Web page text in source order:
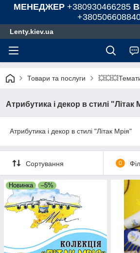
МЕНЕДЖЕР +380930466285
Lenty.kiev.ua
Товари та послуги
Атрибутика і декор в стилі "Літак
Атрибутика і декор в стилі "Літак Мрія"
Сортування 0
Новинка –5%